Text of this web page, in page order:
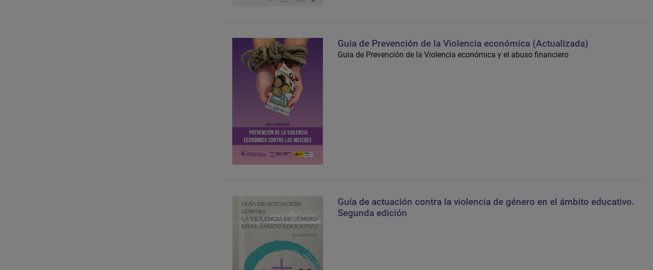
Guia de Prevención de la Violencia económica (Actualizada)
Guia de Prevención de la Violencia económica y el abuso financiero
Guía de actuación contra la violencia de género en el ámbito educativo.
Segunda edición